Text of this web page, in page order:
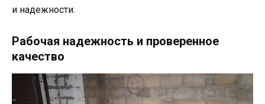
и надежности.
Рабочая надежность и проверенное
качество